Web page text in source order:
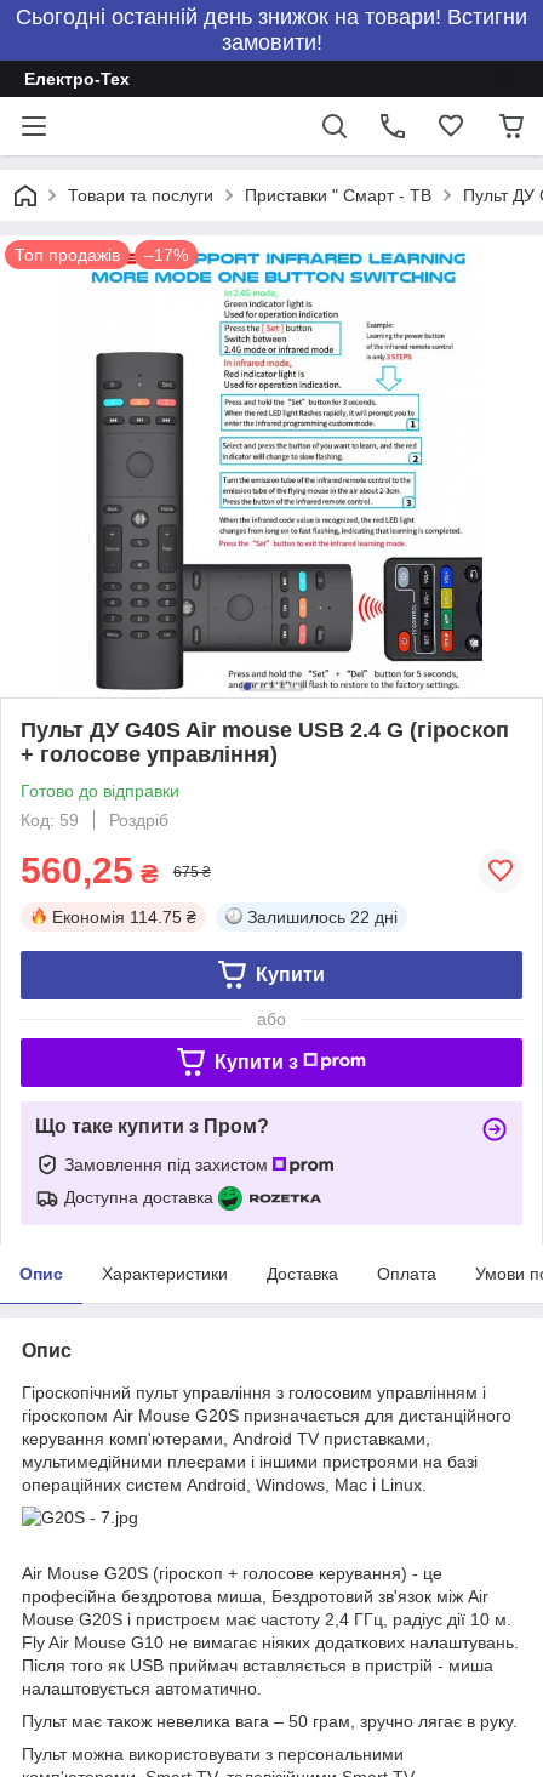
Сьогодні останній день знижок на товари! Встигни
замовити!
Електро-Тех
Товари та послуги Приставки " Смарт - ТВ Пульт ДУ
Топ продажів –17%
Пульт ДУ G40S Air mouse USB 2.4 G (гіроскоп
+ голосове управління)
Готово до відправки
Код: 59
Роздріб
560,25 ₴ 675 ₴
Економія 114.75 ₴ Залишилось 22 дні
Купити
або
Купити з
Що таке купити з Пром?
Замовлення під захистом
Доступна доставка
Опис Характеристики Доставка Оплата Умови
Опис
Гіроскопічний пульт управління з голосовим управлінням і
гіроскопом Air Mouse G20S призначається для дистанційного
керування комп'ютерами, Android TV приставками,
мультимедійними плеєрами і іншими пристроями на базі
операційних систем Android, Windows, Mac і Linux.
Air Mouse G20S (гіроскоп + голосове керування) - це
професійна бездротова миша, Бездротовий зв'язок між Air
Mouse G20S і пристроєм має частоту 2,4 ГГц, радіус дії 10 м.
Fly Air Mouse G10 не вимагає ніяких додаткових налаштувань.
Після того як USB приймач вставляється в пристрій - миша
налаштовується автоматично.
Пульт має також невелика вага – 50 грам, зручно лягає в руку.
Пульт можна використовувати з персональними